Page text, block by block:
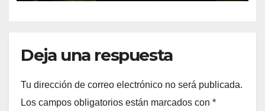
Deja una respuesta
Tu dirección de correo electrónico no será publicada.
Los campos obligatorios están marcados con *